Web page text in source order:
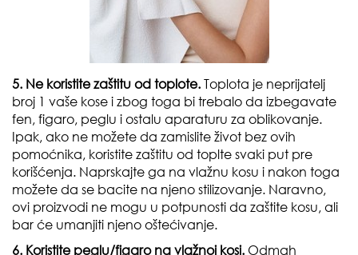
5. Ne koristite zaštitu od toplote. Toplota je neprijatelj
broj 1 vaše kose i zbog toga bi trebalo da izbegavate
fen, figaro, peglu i ostalu aparaturu za oblikovanje.
Ipak, ako ne možete da zamislite život bez ovih
pomoćnika, koristite zaštitu od toplte svaki put pre
korišćenja. Naprskajte ga na vlažnu kosu i nakon toga
možete da se bacite na njeno stilizovanje. Naravno,
ovi proizvodi ne mogu u potpunosti da zaštite kosu, ali
bar će umanjiti njeno oštećivanje.
6. Koristite peglu/figaro na vlažnoj kosi. Odmah